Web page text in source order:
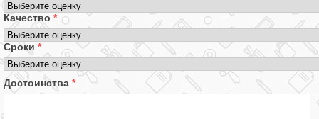
Качество *
Сроки *
Достоинства *